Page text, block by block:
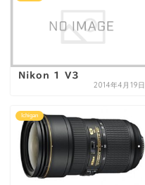
Nikon 1 V3
2014年4月19日
Ichigan